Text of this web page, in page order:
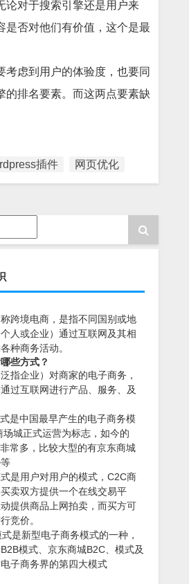
论对于搜索引擎还是用户来
是否对他们有价值，这个是最
考虑到用户的体验度，也要同
的排名要素。而这两点要素缺
插件 网页优化
跨境电商，是指不同国别或地
人或企业）通过互联网及其相
种商务活动。
些方式？
指企业）对商家的电子商务，
过互联网进行产品、服务、及
是中国最早产生的电子商务模
城正式运营为标志，如今的
常多，比较大型的有京东商城
是用户对用户的模式，C2C商
卖双方提供一个在线交易平
提供商品上网拍卖，而买方可
竞价。
是新型电子商务模式的一种，
模式、京东商城B2C、模式及
子商务界的第四大模式